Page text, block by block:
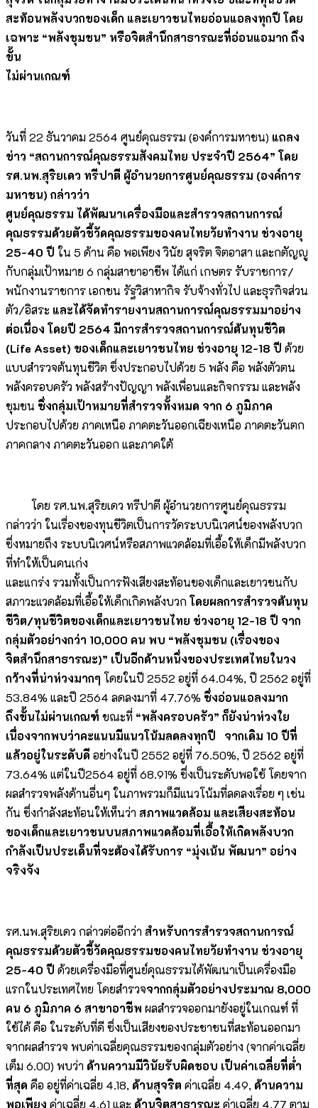
สะท้อนพลังบวกของเด็ก และเยาวชนไทยอ่อนแอลงทุกปี โดย
เฉพาะ “พลังชุมชน” หรือจิตสำนึกสาธารณะที่อ่อนแอมาก ถึง
ขั้น
ไม่ผ่านเกณฑ์
วันที่ 22 ธันวาคม 2564 ศูนย์คุณธรรม (องค์การมหาชน) แถลง
ข่าว “สถานการณ์คุณธรรมสังคมไทย ประจำปี 2564” โดย
รศ.นพ.สุริยเดว ทรีปาตี ผู้อำนวยการศูนย์คุณธรรม (องค์การ
มหาชน) กล่าวว่า
ศูนย์คุณธรรม ได้พัฒนาเครื่องมือและสำรวจสถานการณ์
คุณธรรมด้วยตัวชี้วัดคุณธรรมของคนไทยวัยทำงาน ช่วงอายุ
25-40 ปี ใน 5 ด้าน คือ พอเพียง วินัย สุจริต จิตอาสา และกตัญญู
กับกลุ่มเป้าหมาย 6 กลุ่มสาขาอาชีพ ได้แก่ เกษตร รับราชการ/
พนักงานราชการ เอกชน รัฐวิสาหากิจ รับจ้างทั่วไป และธุรกิจส่วน
ตัว/อิสระ และได้จัดทำรายงานสถานการณ์คุณธรรมมาอย่าง
ต่อเนื่อง โดยปี 2564 มีการสำรวจสถานการณ์ต้นทุนชีวิต
(Life Asset) ของเด็กและเยาวชนไทย ช่วงอายุ 12-18 ปี ด้วย
แบบสำรวจต้นทุนชีวิต ซึ่งประกอบไปด้วย 5 พลัง คือ พลังตัวตน
พลังครอบครัว พลังสร้างปัญญา พลังเพื่อนและกิจกรรม และพลัง
ชุมชน ซึ่งกลุ่มเป้าหมายที่สำรวจทั้งหมด จาก 6 ภูมิภาค
ประกอบไปด้วย ภาคเหนือ ภาคตะวันออกเฉียงเหนือ ภาคตะวันตก
ภาคกลาง ภาคตะวันออก และภาคใต้
โดย รศ.นพ.สุริยเดว ทรีปาตี ผู้อำนวยการศูนย์คุณธรรม
กล่าวว่า ในเรื่องของทุนชีวิตเป็นการวัดระบบนิเวศน์ของพลังบวก
ซึ่งหมายถึง ระบบนิเวศน์หรือสภาพแวดล้อมที่เอื้อให้เด็กมีพลังบวก
ที่ทำให้เป็นคนเก่ง
และแกร่ง รวมทั้งเป็นการฟังเสียงสะท้อนของเด็กและเยาวชนกับ
สภาวะแวดล้อมที่เอื้อให้เด็กเกิดพลังบวกโดยผลการสำรวจต้นทุน
ชีวิต/ทุนชีวิตของเด็กและเยาวชนไทย ช่วงอายุ 12-18 ปี จาก
กลุ่มตัวอย่างกว่า 10,000 คน พบ “พลังชุมชน (เรื่องของ
จิตสำนึกสาธารณะ)” เป็นอีกด้านหนึ่งของประเทศไทยในวง
กว้างที่น่าห่วงมากๆ โดยในปี 2552 อยู่ที่ 64.04%, ปี 2562 อยู่ที่
53.84% และปี 2564 ลดลงมาที่ 47.76% ซึ่งอ่อนแอลงมาก
ถึงขั้นไม่ผ่านเกณฑ์ ขณะที่ “พลังครอบครัว” ก็ยังน่าห่วงใย
เนื่องจากพบว่าคะแนนมีแนวโน้มลดลงทุกปี จากเดิม 10 ปีที่
แล้วอยู่ในระดับดี อย่างในปี 2552 อยู่ที่ 76.50%, ปี 2562 อยู่ที่
73.64% แต่ในปี2564 อยู่ที่ 68.91% ซึ่งเป็นระดับพอใช้ โดยจาก
ผลสำรวจพลังด้านอื่นๆ ในภาพรวมก็มีแนวโน้มที่ลดลงเรื่อย ๆ เช่น
กัน ซึ่งกำลังสะท้อนให้เห็นว่า สภาพแวดล้อม และเสียงสะท้อน
ของเด็กและเยาวชนบนสภาพแวดล้อมที่เอื้อให้เกิดพลังบวก
กำลังเป็นประเด็นที่จะต้องได้รับการ “มุ่งเน้น พัฒนา” อย่าง
จริงจัง
รศ.นพ.สุริยเดว กล่าวต่ออีกว่า สำหรับการสำรวจสถานการณ์
คุณธรรมด้วยตัวชี้วัดคุณธรรมของคนไทยวัยทำงาน ช่วงอายุ
25-40 ปี ด้วยเครื่องมือที่ศูนย์คุณธรรมได้พัฒนาเป็นเครื่องมือ
แรกในประเทศไทย โดยสำรวจจากกลุ่มตัวอย่างประมาณ 8,000
คน 6 ภูมิภาค 6 สาขาอาชีพ ผลสำรวจออกมายังอยู่ในเกณฑ์ ที่
ใช้ได้ คือ ในระดับที่ดี ซึ่งเป็นเสียงของประชาชนที่สะท้อนออกมา
จากผลสำรวจ พบค่าเฉลี่ยคุณธรรมของกลุ่มตัวอย่าง (จากค่าเฉลี่ย
เต็ม 6.00) พบว่า ด้านความมีวินัยรับผิดชอบ เป็นค่าเฉลี่ยที่ต่ำ
ที่สุด คือ อยู่ที่ค่าเฉลี่ย 4.18, ด้านสุจริต ค่าเฉลี่ย 4.49, ด้านความ
พอเพียง ค่าเฉลี่ย 4.61 และ ด้านจิตสาธารณะ ค่าเฉลี่ย 4.77 ตาม